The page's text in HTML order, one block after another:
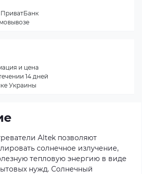
Altek позволяют
солнечное излучение,
тепловую энергию в виде
нужд. Солнечный
и цена
14 дней
Украины